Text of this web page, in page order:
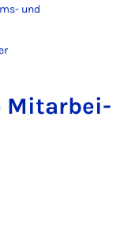
und
Mit­a­r­bei­